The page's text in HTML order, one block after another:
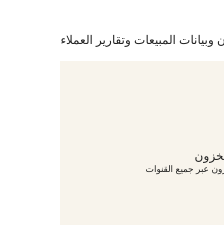
المبيعات وتقارير العملاء
عبر جميع القنوات